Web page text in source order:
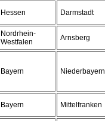
Hessen Darmstadt
Nordrhein-
Westfalen
Arnsberg
Bayern Niederbayern
Bayern Mittelfranken